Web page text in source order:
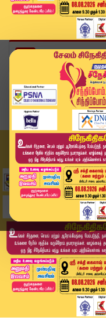
Home
வீடியோ ஸ்டோரி
Puzhal Lake | புழல்